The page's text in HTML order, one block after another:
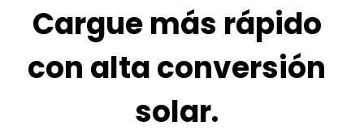
Cargue más rápido
con alta conversión
solar.